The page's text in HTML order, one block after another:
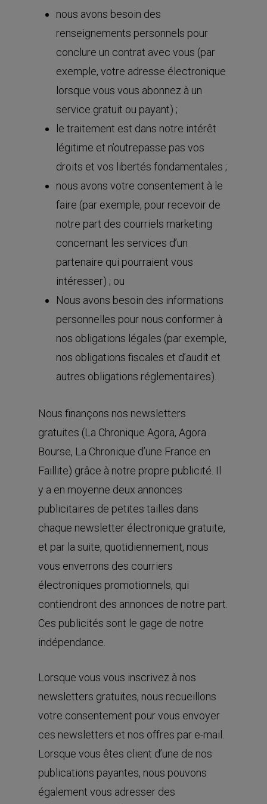
nous avons besoin des
renseignements personnels pour
conclure un contrat avec vous (par
exemple, votre adresse électronique
lorsque vous vous abonnez à un
service gratuit ou payant) ;
le traitement est dans notre intérêt
légitime et n’outrepasse pas vos
droits et vos libertés fondamentales ;
nous avons votre consentement à le
faire (par exemple, pour recevoir de
notre part des courriels marketing
concernant les services d’un
partenaire qui pourraient vous
intéresser) ; ou
Nous avons besoin des informations
personnelles pour nous conformer à
nos obligations légales (par exemple,
nos obligations fiscales et d’audit et
autres obligations réglementaires).
Nous finançons nos newsletters
gratuites (La Chronique Agora, Agora
Bourse, La Chronique d’une France en
Faillite) grâce à notre propre publicité. Il
y a en moyenne deux annonces
publicitaires de petites tailles dans
chaque newsletter électronique gratuite,
et par la suite, quotidiennement, nous
vous enverrons des courriers
électroniques promotionnels, qui
contiendront des annonces de notre part.
Ces publicités sont le gage de notre
indépendance.
Lorsque vous vous inscrivez à nos
newsletters gratuites, nous recueillons
votre consentement pour vous envoyer
ces newsletters et nos offres par e-mail.
Lorsque vous êtes client d’une de nos
publications payantes, nous pouvons
également vous adresser des